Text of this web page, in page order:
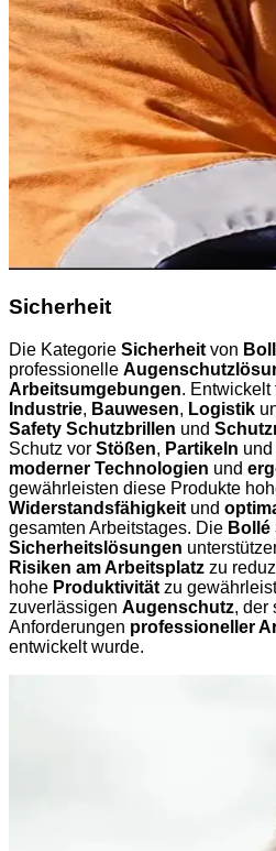
Sicherheit
Die Kategorie Sicherheit von
professionelle
Arbeitsumgebungen. Entwickelt
Industrie, Bauwesen, Logistik
Safety Schutzbrillen und
Schutz vor Stößen, Partikeln und
moderner Technologien und
gewährleisten diese Produkte
Widerstandsfähigkeit und
gesamten Arbeitstages. Die Bollé
Sicherheitslösungen
Risiken am Arbeitsplatz zu
hohe Produktivität zu
zuverlässigen Augenschutz, der
Anforderungen professioneller
entwickelt wurde.